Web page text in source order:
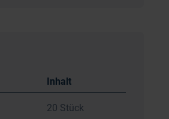
Inhalt
20 Stück